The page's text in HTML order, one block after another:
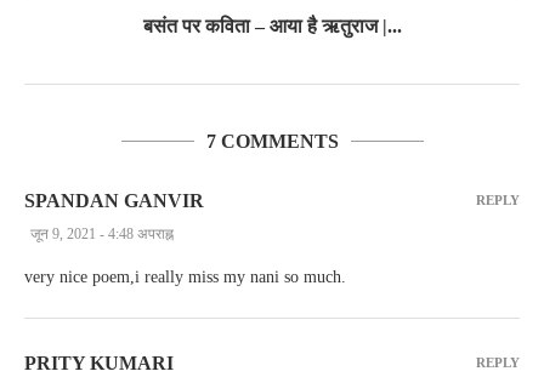
बसंत पर कविता – आया है ऋतुराज |...
7 COMMENTS
SPANDAN GANVIR
जून 9, 2021 - 4:48 अपराह्न
very nice poem,i really miss my nani so much.
REPLY
PRITY KUMARI REPLY